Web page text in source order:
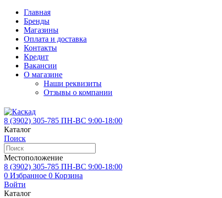
Главная
Бренды
Магазины
Оплата и доставка
Контакты
Кредит
Вакансии
О магазине
Наши реквизиты
Отзывы о компании
8 (3902) 305-785 ПН-ВС 9:00-18:00
Каталог
Поиск
Местоположение
8 (3902) 305-785 ПН-ВС 9:00-18:00
0 Избранное 0 Корзина
Войти
Каталог